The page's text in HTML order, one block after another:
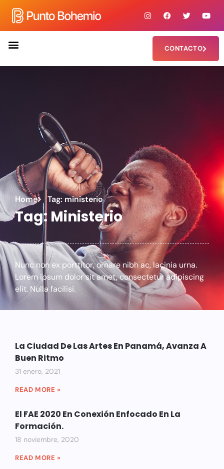
CONTACTO
Home Tag: ministerio
Tag: Ministerio
Nunc non ex porttitor, ornare nibh ac, lacinia urna.
Lorem ipsum dolor sit amet, consectetur adipiscing
elit. Nulla facilisi.
La Ciudad De Las Artes En Panamá, Avanza A
Buen Ritmo
31 enero, 2021
READ MORE »
El FAE 2020 En Conexión Enfocado En La
Formación.
18 noviembre, 2020
READ MORE »